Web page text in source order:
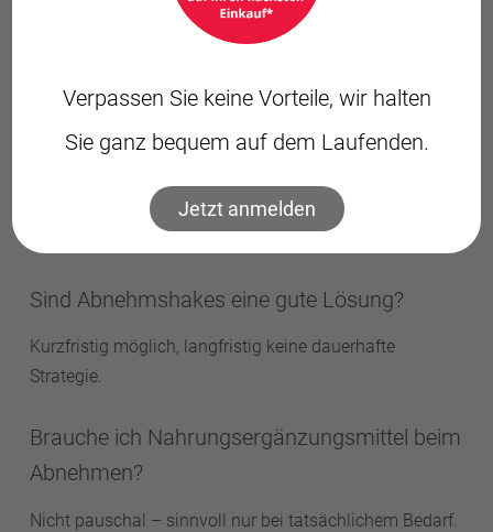
Welche Diät ist medizinisch am sinnvollsten?
Langfristig ausgewogene Ernährungskonzepte wie die
mediterrane Kost.
Wie schnell sollte man abnehmen?
Etwa 0,5 kg pro Woche gilt als gesund und nachhaltig.
Sind Abnehmshakes eine gute Lösung?
Kurzfristig möglich, langfristig keine dauerhafte
Strategie.
Brauche ich Nahrungsergänzungsmittel beim
Abnehmen?
Nicht pauschal – sinnvoll nur bei tatsächlichem Bedarf.
Verpassen Sie keine Vorteile, wir halten
Sie ganz bequem auf dem Laufenden.
Jetzt anmelden